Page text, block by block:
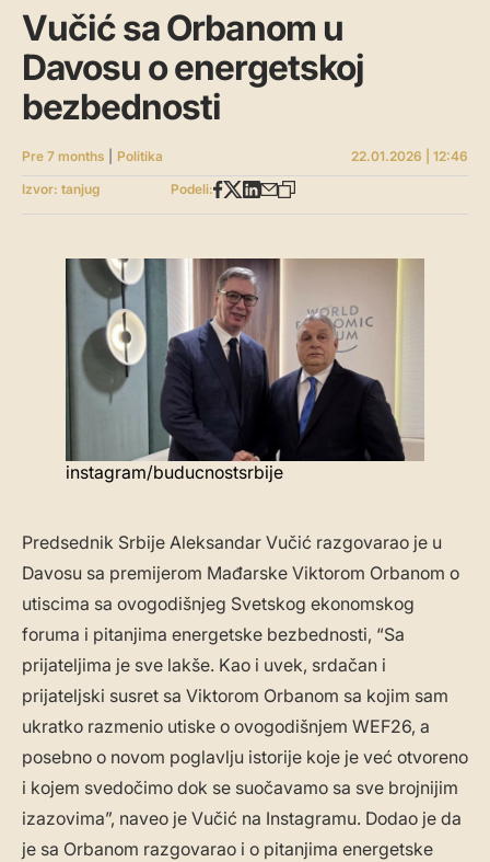
Vučić sa Orbanom u
Davosu o energetskoj
bezbednosti
Pre 7 months Politika
22.01.2026 | 12:46
Izvor: tanjug
Podeli:
instagram/buducnostsrbije
Predsednik Srbije Aleksandar Vučić razgovarao je u
Davosu sa premijerom Mađarske Viktorom Orbanom o
utiscima sa ovogodišnjeg Svetskog ekonomskog
foruma i pitanjima energetske bezbednosti, “Sa
prijateljima je sve lakše. Kao i uvek, srdačan i
prijateljski susret sa Viktorom Orbanom sa kojim sam
ukratko razmenio utiske o ovogodišnjem WEF26, a
posebno o novom poglavlju istorije koje je već otvoreno
i kojem svedočimo dok se suočavamo sa sve brojnijim
izazovima”, naveo je Vučić na Instagramu. Dodao je da
je sa Orbanom razgovarao i o pitanjima energetske